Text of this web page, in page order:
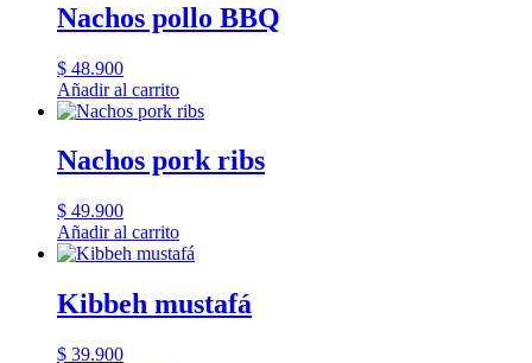
Nachos pollo BBQ
$ 48.900
Añadir al carrito
Nachos pork ribs
$ 49.900
Añadir al carrito
Kibbeh mustafá
$ 39.900